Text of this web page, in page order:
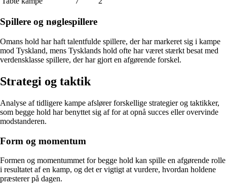
Spillere og nøglespillere
Omans hold har haft talentfulde spillere, der har markeret sig i kampe
mod Tyskland, mens Tysklands hold ofte har været stærkt besat med
verdensklasse spillere, der har gjort en afgørende forskel.
Strategi og taktik
Analyse af tidligere kampe afslører forskellige strategier og taktikker,
som begge hold har benyttet sig af for at opnå succes eller overvinde
modstanderen.
Form og momentum
Formen og momentummet for begge hold kan spille en afgørende rolle
i resultatet af en kamp, og det er vigtigt at vurdere, hvordan holdene
præsterer på dagen.